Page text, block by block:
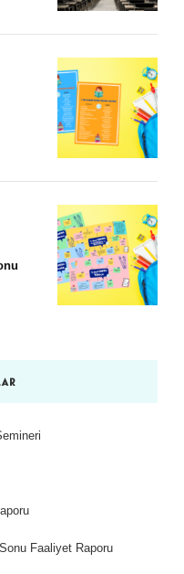
Faaliyet Raporu